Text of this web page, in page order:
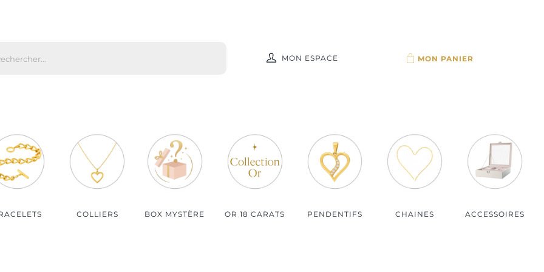
Bijoux Argent
Bijoux Plaqué Or
Bijoux Plaqué Or Rosé
Bijoux Homme
Bijoux Enfant
Bijoux de 100 à 150€
Bijoux de 150 à 200€
Bijoux plus de 200€
MON ESPACE
COLLIERS BOX MYSTÈRE OR 18 CARATS PENDENTIFS CHAINES ACCESSOIRES